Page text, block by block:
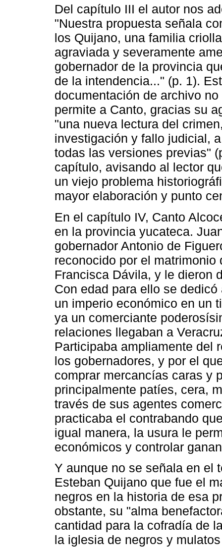
Del capítulo III el autor nos
"Nuestra propuesta señala
los Quijano, una familia
agraviada y severamente
gobernador de la provincia
de la intendencia..." (p. 1).
documentación de archivo
permite a Canto, gracias su
"una nueva lectura del
investigación y fallo judicial,
todas las versiones previas"
capítulo, avisando al lector
un viejo problema
mayor elaboración y punto
En el capítulo IV, Canto
en la provincia yucateca.
gobernador Antonio de
reconocido por el
Francisca Dávila, y le dieron
Con edad para ello se
un imperio económico en un
ya un comerciante
relaciones llegaban a
Participaba ampliamente del
los gobernadores, y por el
comprar mercancías caras y
principalmente patíes, cera,
través de sus agentes
practicaba el contrabando
igual manera, la usura le
económicos y controlar
Y aunque no se señala en el
Esteban Quijano que fue el
negros en la historia de esa
obstante, su "alma
cantidad para la cofradía de
la iglesia de negros y